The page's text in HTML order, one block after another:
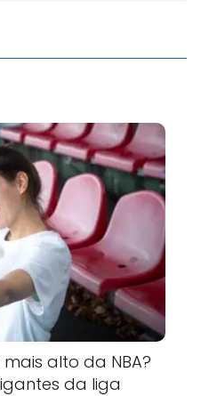
alto da NBA?
da liga